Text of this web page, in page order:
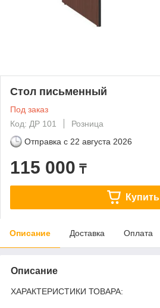
Стол письменный
Под заказ
Код: ДР 101
Розница
Отправка с 22 августа 2026
115 000 ₸
Купить
Описание Доставка Оплата
Описание
ХАРАКТЕРИСТИКИ ТОВАРА: